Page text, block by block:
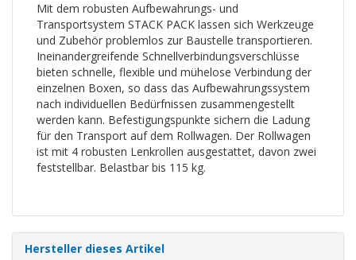
Mit dem robusten Aufbewahrungs- und
Transportsystem STACK PACK lassen sich Werkzeuge
und Zubehör problemlos zur Baustelle transportieren.
Ineinandergreifende Schnellverbindungsverschlüsse
bieten schnelle, flexible und mühelose Verbindung der
einzelnen Boxen, so dass das Aufbewahrungssystem
nach individuellen Bedürfnissen zusammengestellt
werden kann. Befestigungspunkte sichern die Ladung
für den Transport auf dem Rollwagen. Der Rollwagen
ist mit 4 robusten Lenkrollen ausgestattet, davon zwei
feststellbar. Belastbar bis 115 kg.
Hersteller dieses Artikel